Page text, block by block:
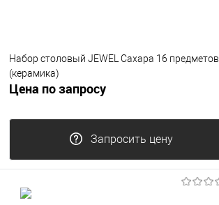
Набор столовый JEWEL Сахара 16 предметов
(керамика)
Цена по запросу
Запросить цену